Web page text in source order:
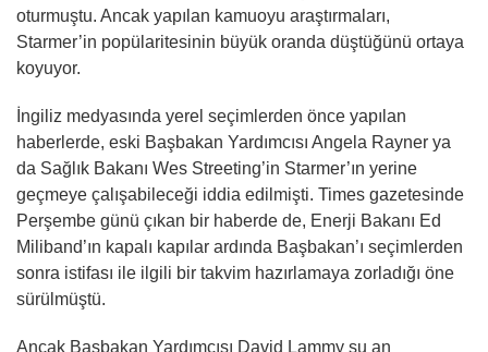
oturmuştu. Ancak yapılan kamuoyu araştırmaları,
Starmer’in popülaritesinin büyük oranda düştüğünü ortaya
koyuyor.
İngiliz medyasında yerel seçimlerden önce yapılan
haberlerde, eski Başbakan Yardımcısı Angela Rayner ya
da Sağlık Bakanı Wes Streeting’in Starmer’ın yerine
geçmeye çalışabileceği iddia edilmişti. Times gazetesinde
Perşembe günü çıkan bir haberde de, Enerji Bakanı Ed
Miliband’ın kapalı kapılar ardında Başbakan’ı seçimlerden
sonra istifası ile ilgili bir takvim hazırlamaya zorladığı öne
sürülmüştü.
Ancak Başbakan Yardımcısı David Lammy şu an